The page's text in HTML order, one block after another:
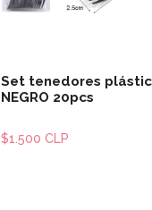
Set tenedores
NEGRO 20pcs
$1.500 CLP